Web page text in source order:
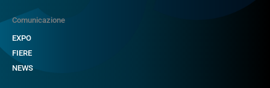
Comunicazione
EXPO
FIERE
NEWS